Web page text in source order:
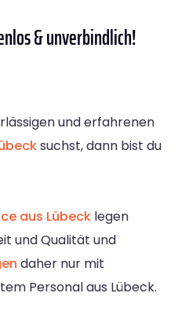
& unverbindlich!
und erfahrenen
suchst, dann bist du
aus Lübeck legen
und Qualität und
daher nur mit
Personal aus Lübeck.